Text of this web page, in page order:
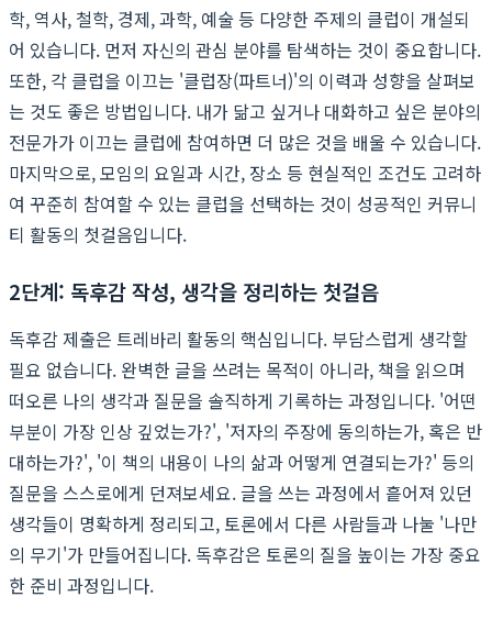
학, 역사, 철학, 경제, 과학, 예술 등 다양한 주제의 클럽이 개설되
어 있습니다. 먼저 자신의 관심 분야를 탐색하는 것이 중요합니다.
또한, 각 클럽을 이끄는 '클럽장(파트너)'의 이력과 성향을 살펴보
는 것도 좋은 방법입니다. 내가 닮고 싶거나 대화하고 싶은 분야의
전문가가 이끄는 클럽에 참여하면 더 많은 것을 배울 수 있습니다.
마지막으로, 모임의 요일과 시간, 장소 등 현실적인 조건도 고려하
여 꾸준히 참여할 수 있는 클럽을 선택하는 것이 성공적인 커뮤니
티 활동의 첫걸음입니다.
2단계: 독후감 작성, 생각을 정리하는 첫걸음
독후감 제출은 트레바리 활동의 핵심입니다. 부담스럽게 생각할
필요 없습니다. 완벽한 글을 쓰려는 목적이 아니라, 책을 읽으며
떠오른 나의 생각과 질문을 솔직하게 기록하는 과정입니다. '어떤
부분이 가장 인상 깊었는가?', '저자의 주장에 동의하는가, 혹은 반
대하는가?', '이 책의 내용이 나의 삶과 어떻게 연결되는가?' 등의
질문을 스스로에게 던져보세요. 글을 쓰는 과정에서 흩어져 있던
생각들이 명확하게 정리되고, 토론에서 다른 사람들과 나눌 '나만
의 무기'가 만들어집니다. 독후감은 토론의 질을 높이는 가장 중요
한 준비 과정입니다.